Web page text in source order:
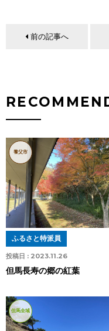
前の記事へ
養父市
投稿日 : 2023.11.26
ふるさと特派員
但馬長寿の郷の紅葉
但馬全域